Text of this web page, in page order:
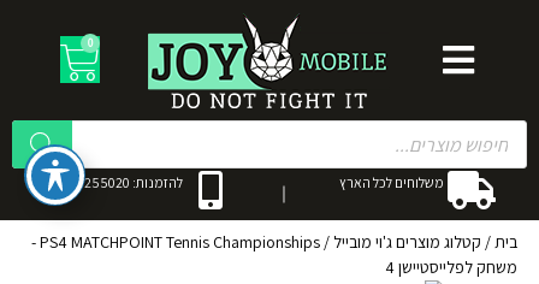
0
משלוחים לכל הארץ להזמנות: 053-3255020
בית/ קטלוג מוצרים ג'וי מובייל /
PS4 MATCHPOINT Tennis Championships -
משחק לפלייסטיישן 4